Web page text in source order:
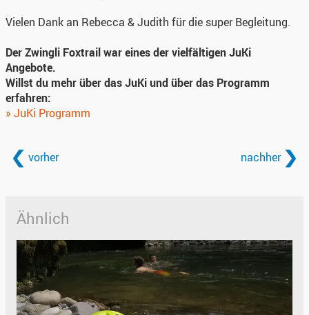
Vielen Dank an Rebecca & Judith für die super Begleitung.
Der Zwingli Foxtrail war eines der vielfältigen JuKi
Angebote.
Willst du mehr über das JuKi und über das Programm
erfahren:
» JuKi Programm
vorher nachher
Ähnlich